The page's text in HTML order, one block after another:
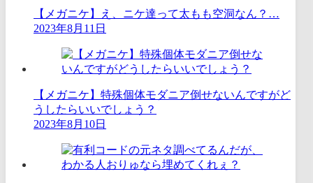
【メガニケ】え、ニケ達って太もも空洞なん？…
2023年8月11日
【メガニケ】特殊個体モダニア倒せないんですがど
うしたらいいでしょう？
2023年8月10日